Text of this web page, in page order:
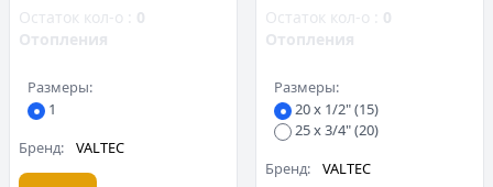
Остаток кол-о : 0
Отопления
Размеры:
1
Бренд:
VALTEC
Остаток кол-о : 0
Отопления
Размеры:
20 х 1/2" (15)
25 х 3/4" (20)
Бренд:
VALTEC